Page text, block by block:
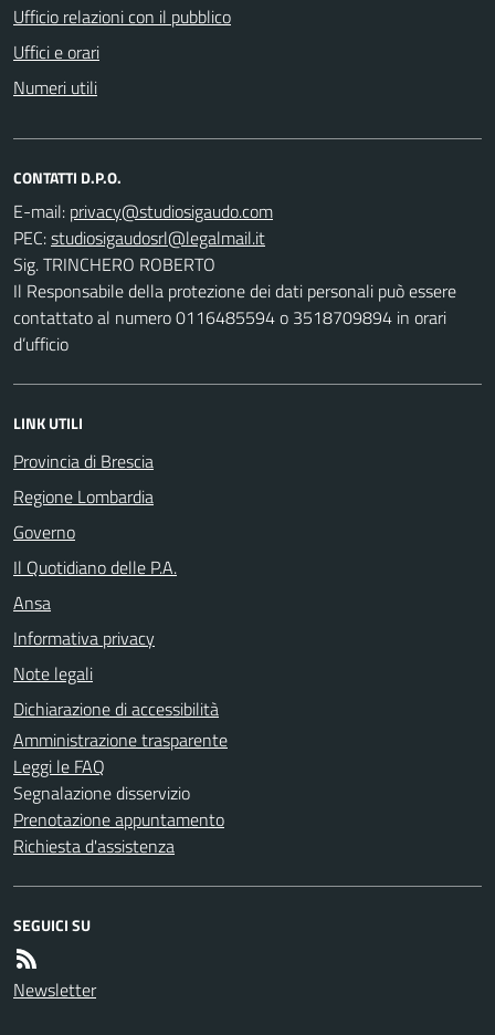
Ufficio relazioni con il pubblico
Uffici e orari
Numeri utili
CONTATTI D.P.O.
E-mail:
PEC:
Sig. TRINCHERO ROBERTO
Il Responsabile della protezione dei dati personali può essere
contattato al numero 0116485594 o 3518709894 in orari
d’ufficio
LINK UTILI
Provincia di Brescia
Regione Lombardia
Governo
Il Quotidiano delle P.A.
Ansa
Informativa privacy
Note legali
Dichiarazione di accessibilità
Amministrazione trasparente
Leggi le FAQ
Segnalazione disservizio
Prenotazione appuntamento
Richiesta d'assistenza
SEGUICI SU
Newsletter